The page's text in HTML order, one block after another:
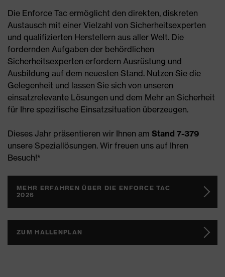
Die Enforce Tac ermöglicht den direkten, diskreten
Austausch mit einer Vielzahl von Sicherheitsexperten
und qualifizierten Herstellern aus aller Welt. Die
fordernden Aufgaben der behördlichen
Sicherheitsexperten erfordern Ausrüstung und
Ausbildung auf dem neuesten Stand. Nutzen Sie die
Gelegenheit und lassen Sie sich von unseren
einsatzrelevante Lösungen und dem Mehr an Sicherheit
für Ihre spezifische Einsatzsituation überzeugen.
Dieses Jahr präsentieren wir Ihnen am Stand 7-379
unsere Speziallösungen. Wir freuen uns auf Ihren
Besuch!*
MEHR ERFAHREN ÜBER DIE ENFORCE TAC
2026
ZUM HALLENPLAN